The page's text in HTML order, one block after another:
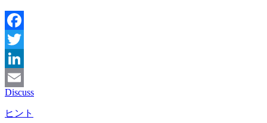
Facebook
Twitter
LinkedIn
Email
Discuss
ヒント